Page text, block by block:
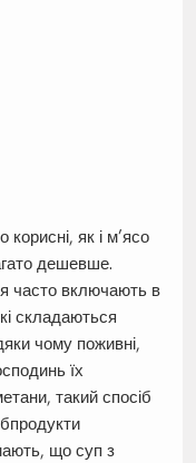
як і м’ясо
дешевше.
часто включають в
складаються
чому поживні,
їх
такий спосіб
що суп з